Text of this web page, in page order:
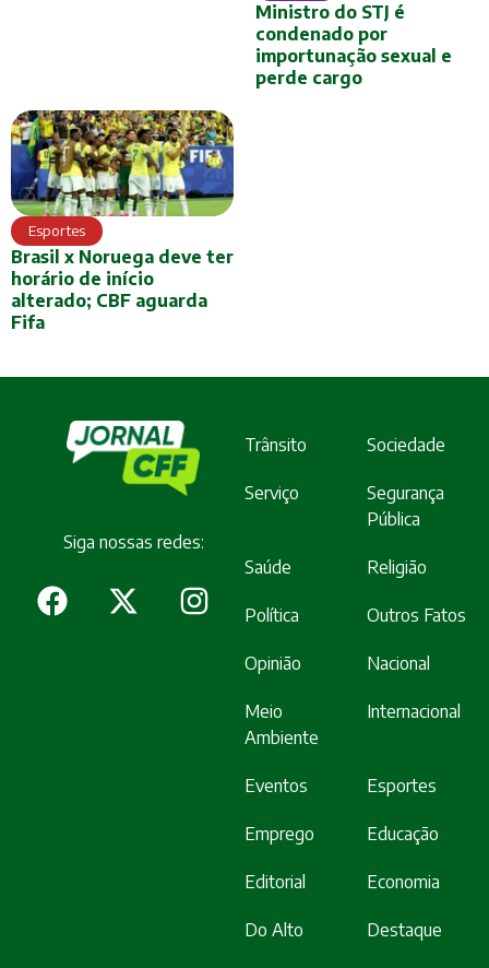
Ministro do STJ é
condenado por
importunação sexual e
perde cargo
Esportes
Brasil x Noruega deve ter
horário de início
alterado; CBF aguarda
Fifa
Siga nossas redes:
Trânsito Sociedade
Serviço
Segurança
Pública
Saúde Religião
Política Outros Fatos
Opinião Nacional
Meio
Ambiente
Internacional
Eventos Esportes
Emprego Educação
Editorial Economia
Do Alto Destaque